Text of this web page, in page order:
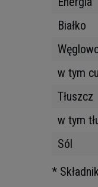
Białko
w tym
Tłuszcz
w tym
Sól
*